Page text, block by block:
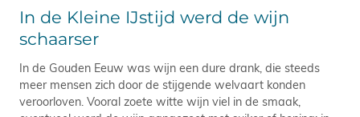
In de Kleine IJstijd werd de wijn
schaarser
In de Gouden Eeuw was wijn een dure drank, die steeds
meer mensen zich door de stijgende welvaart konden
veroorloven. Vooral zoete witte wijn viel in de smaak,